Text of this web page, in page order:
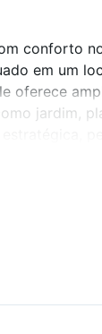
conforto
em um
oferece
jardim,